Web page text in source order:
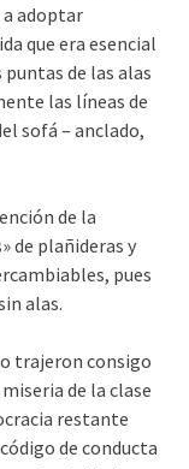
a adoptar
que era esencial
de las alas
las líneas de
sofá – anclado,
de la
de plañideras y
pues
alas.
trajeron consigo
de la clase
restante
de conducta